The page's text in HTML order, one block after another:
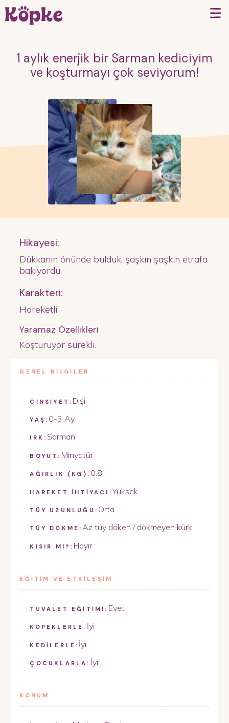
1 aylık enerjik bir Sarman kediciyim
ve koşturmayı çok seviyorum!
Hikayesi:
Dükkanın önünde bulduk, şaşkın şaşkın etrafa
bakıyordu.
Karakteri:
Hareketli
Yaramaz Özellikleri
Koşturuyor sürekli.
GENEL BİLGİLER
CİNSİYET: Dişi
YAŞ: 0-3 Ay
IRK: Sarman
BOYUT: Minyatür
AĞIRLIK (KG): 0.8
HAREKET İHTİYACI: Yüksek
TÜY UZUNLUĞU: Orta
TÜY DÖKME:Az tüy döken / dökmeyen kürk
KISIR MI?: Hayır
EĞİTİM VE ETKİLEŞİM
TUVALET EĞİTİMİ: Evet
KÖPEKLERLE: İyi
KEDİLERLE: İyi
ÇOCUKLARLA: İyi
KONUM